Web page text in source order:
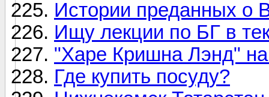
Истории преданных о
Ищу лекции по БГ в
"Харе Кришна Лэнд"
Где купить посуду?